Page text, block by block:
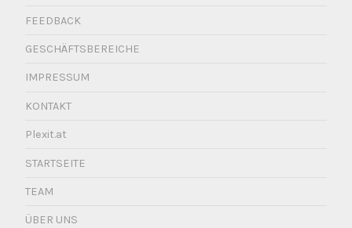
FEEDBACK
GESCHÄFTSBEREICHE
IMPRESSUM
KONTAKT
Plexit.at
STARTSEITE
TEAM
ÜBER UNS